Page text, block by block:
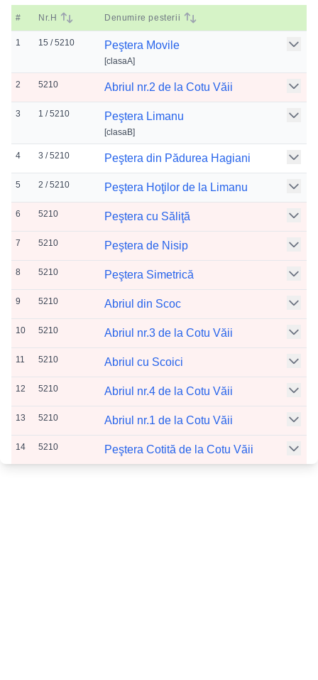
# Nr.H Denumire pesterii
1 15 / 5210 Peştera Movile
[clasaA]
2 5210 Abriul nr.2 de la Cotu Văii
3 1 / 5210 Peştera Limanu
[clasaB]
4 3 / 5210 Peştera din Pădurea Hagiani
5 2 / 5210 Peştera Hoţilor de la Limanu
6 5210 Peştera cu Săliţă
7 5210 Peştera de Nisip
8 5210 Peştera Simetrică
9 5210 Abriul din Scoc
10 5210 Abriul nr.3 de la Cotu Văii
11 5210 Abriul cu Scoici
12 5210 Abriul nr.4 de la Cotu Văii
13 5210 Abriul nr.1 de la Cotu Văii
14 5210 Peştera Cotită de la Cotu Văii